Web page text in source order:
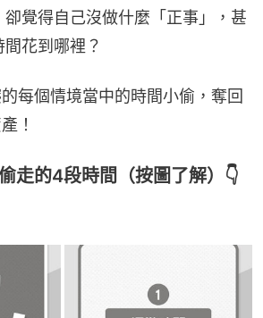
覺得自己沒做什麼「正事」，甚
花到哪裡？
每個情境當中的時間小偷，奪回
！
走的4段時間（按圖了解）👇